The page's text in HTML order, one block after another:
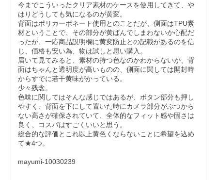
今までこういったクリア素材のケースを使用してきて、や
はりどうしても気になるのが黄変。
背面はポリカーボネート使用とのことだが、側面はTPU素
材ということで、その部分が黄ばんでしまわないか心配だ
ったが、一応商品説明欄に黄変防止との記載があるのを信
じ、価格も安い為、物は試しと思い購入。
届いて見てみると、素材の持つ色なのかわからないが、背
面はちゃんと透明度が高いものの、側面に関しては開封時
からすでに若干黄味がかっている。
少々残念。
色味に関してはそんな感じではあるが、ボタン部分も押し
やすく、背面を下にして置いた時にカメラ部分がぶつから
ない高さが確保されていて、全体的なフィット感や固さは
良く、コスパはすごくいいと思う。
総合的な評価とこれ以上黄色くならないことに希望を込め
て★4つ。
mayumi-10030239